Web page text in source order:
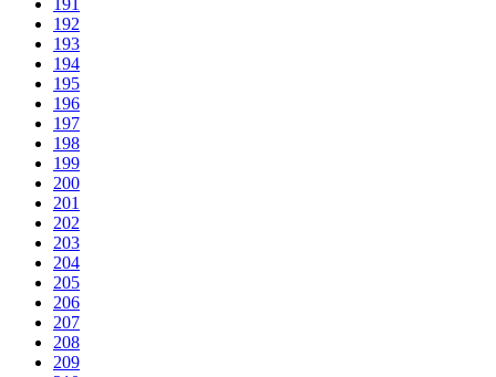
192
193
194
195
196
197
198
199
200
201
202
203
204
205
206
207
208
209